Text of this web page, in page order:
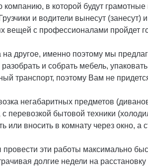
в которой будут
и водители вынесут
вещей с профессионалами пройдет
другое, именно поэтому мы
и собрать мебель,
транспорт, поэтому Вам не
негабаритных предметов
перевозкой бытовой техники
или вносить в комнату через окно,
эти работы максимально
долгие недели на